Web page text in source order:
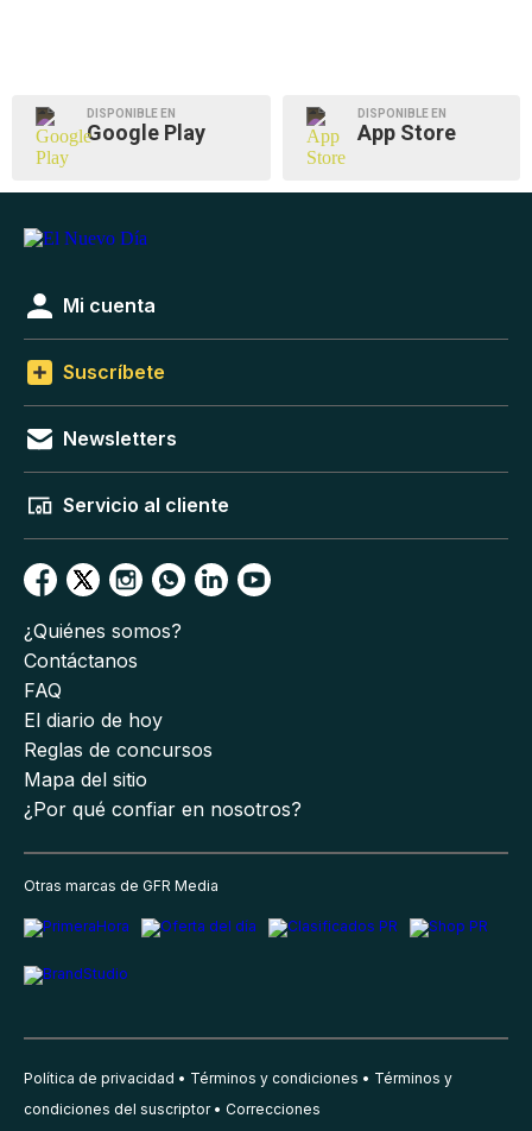
DISPONIBLE EN
Google Play
DISPONIBLE EN
App Store
Mi cuenta
Suscríbete
Newsletters
Servicio al cliente
¿Quiénes somos?
Contáctanos
FAQ
El diario de hoy
Reglas de concursos
Mapa del sitio
¿Por qué confiar en nosotros?
Otras marcas de GFR Media
Política de privacidad Términos y condiciones
Términos y
condiciones del suscriptor
Correcciones